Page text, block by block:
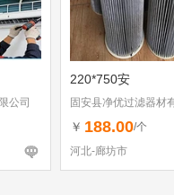
公司
220*750安
固安县净优过滤器材
￥ 188.00/个
河北-廊坊市